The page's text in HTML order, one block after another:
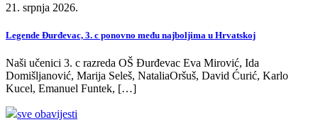
21. srpnja 2026.
Legende Đurđevac, 3. c ponovno među najboljima u Hrvatskoj
Naši učenici 3. c razreda OŠ Đurđevac Eva Mirović, Ida
Domišljanović, Marija Seleš, NataliaOršuš, David Ćurić, Karlo
Kucel, Emanuel Funtek, […]
sve obavijesti